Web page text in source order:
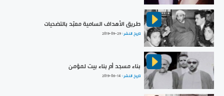
طريق الأهداف السامية معبّد بالتضحيات
تاريخ النشر :2019-09-29
بناء مسجد أم بناء بيت لمؤمن
تاريخ النشر : 2019-06-14